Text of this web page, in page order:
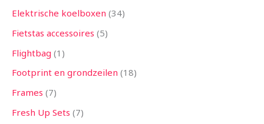
Elektrische koelboxen 34
Fietstas accessoires 5
Flightbag 1
Footprint en grondzeilen 18
Frames 7
Fresh Up Sets 7